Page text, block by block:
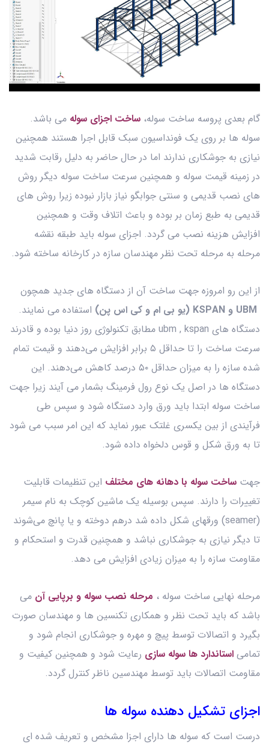
گام بعدی پروسه ساخت سوله، ساخت اجزای سوله می باشد.
سوله ها بر روی یک فونداسیون سبک قابل اجرا هستند همچنین
نیازی به جوشکاری ندارند اما در حال حاضر به دلیل رقابت شدید
در زمینه قیمت سوله و همچنین سرعت ساخت سوله دیگر روش
های نصب قدیمی و سنتی جوابگو نیاز بازار نبوده زیرا روش های
قدیمی به طبع زمان بر بوده و باعث اتلاف وقت و همچنین
افزایش هزینه نصب می گردد. اجزای سوله باید طبقه نقشه
مرحله به مرحله تحت نظر مهندسان سازه در کارخانه ساخته شود.
از این رو امروزه جهت ساخت آن از دستگاه های جدید همچون
استفاده می نمایند.
دستگاه‌ های ubm , kspan مطابق تکنولوژی روز دنیا بوده و قادرند
سرعت ساخت را تا حداقل ۵ برابر افزایش می‌دهند و قیمت تمام
شده سازه را به میزان حداقل ۵۰ درصد کاهش می‌دهند. این
دستگاه ها در اصل یک نوع رول فرمینگ بشمار می آیند زیرا جهت
ساخت سوله ابتدا باید ورق وارد دستگاه شود و سپس طی
فرآیندی از بین یکسری غلتک عبور نماید که این امر سبب می‌ شود
تا به ورق شکل و قوس دلخواه داده شود.
جهت ساخت سوله با دهانه‌ های مختلف این تنظیمات قابلیت
تغییرات را دارند. سپس بوسیله یک ماشین کوچک به نام سیمر
(seamer) ورقهای شکل داده شد درهم دوخته و یا پانچ می‌شوند
تا دیگر نیازی به جوشکاری نباشد و همچنین قدرت و استحکام و
مقاومت سازه را به میزان زیادی افزایش می‌ دهد.
مرحله نهایی ساخت سوله ، مرحله نصب سوله و برپایی آن می
باشد که باید تحت نظر و همکاری تکنسین ها و مهندسان صورت
بگیرد و اتصالات توسط پیچ و مهره و جوشکاری انجام شود و
تمامی استاندارد ها سوله سازی رعایت شود و همچنین کیفیت و
مقاومت اتصالات باید توسط مهندسین ناظر کنترل گردد.
اجزای تشکیل دهنده سوله ها
درست است که سوله ها دارای اجزا مشخص و تعریف شده ای